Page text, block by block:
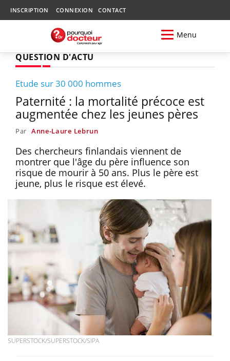
INSCRIPTION CONNEXION CONTACT
Menu
QUESTION D'ACTU
Etude sur 30 000 hommes
Paternité : la mortalité précoce est
augmentée chez les jeunes pères
Par Anne-Laure Lebrun
Des chercheurs finlandais viennent de
montrer que l'âge du père influence son
risque de mourir à 50 ans. Plus le père est
jeune, plus le risque est élevé.
SUPERSTOCK/SUPERSTOCK/SIPA